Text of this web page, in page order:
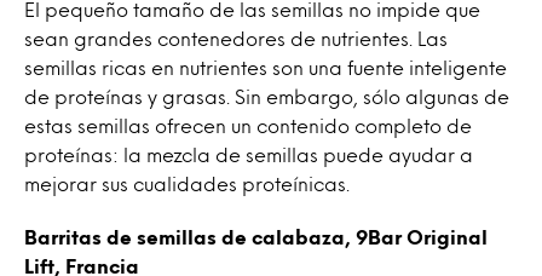
El pequeño tamaño de las semillas no impide que
sean grandes contenedores de nutrientes. Las
semillas ricas en nutrientes son una fuente inteligente
de proteínas y grasas. Sin embargo, sólo algunas de
estas semillas ofrecen un contenido completo de
proteínas: la mezcla de semillas puede ayudar a
mejorar sus cualidades proteínicas.
Barritas de semillas de calabaza, 9Bar Original
Lift, Francia